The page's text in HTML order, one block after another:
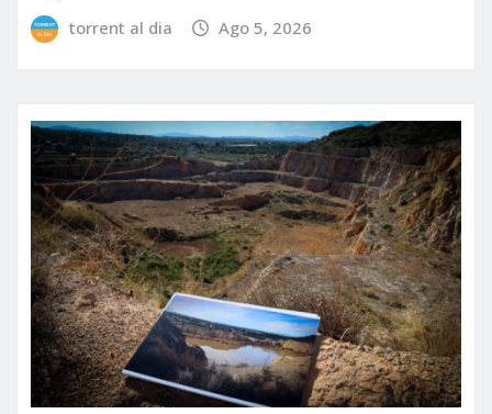
torrent al dia Ago 5, 2026